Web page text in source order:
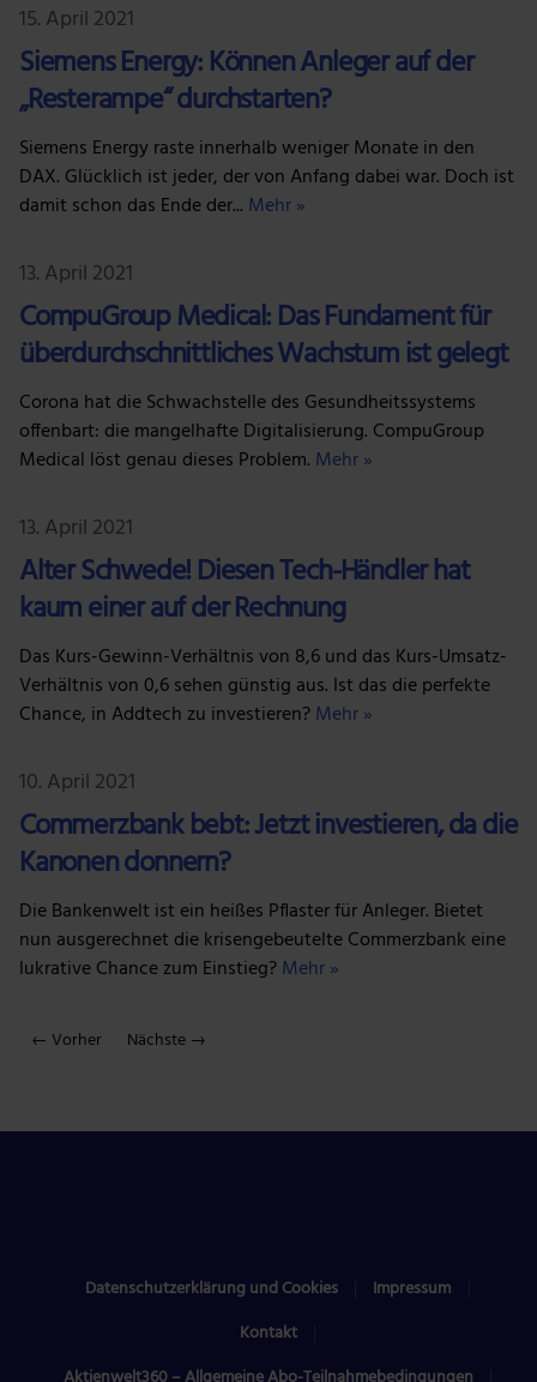
15. April 2021
Siemens Energy: Können Anleger auf der
„Resterampe“ durchstarten?
Siemens Energy raste innerhalb weniger Monate in den
DAX. Glücklich ist jeder, der von Anfang dabei war. Doch ist
damit schon das Ende der... Mehr »
13. April 2021
CompuGroup Medical: Das Fundament für
überdurchschnittliches Wachstum ist gelegt
Corona hat die Schwachstelle des Gesundheitssystems
offenbart: die mangelhafte Digitalisierung. CompuGroup
Medical löst genau dieses Problem. Mehr »
13. April 2021
Alter Schwede! Diesen Tech-Händler hat
kaum einer auf der Rechnung
Das Kurs-Gewinn-Verhältnis von 8,6 und das Kurs-Umsatz-
Verhältnis von 0,6 sehen günstig aus. Ist das die perfekte
Chance, in Addtech zu investieren?Mehr »
10. April 2021
Commerzbank bebt: Jetzt investieren, da die
Kanonen donnern?
Die Bankenwelt ist ein heißes Pflaster für Anleger. Bietet
nun ausgerechnet die krisengebeutelte Commerzbank eine
lukrative Chance zum Einstieg?Mehr »
← Vorher Nächste →
Datenschutzerklärung und Cookies
Impressum
Kontakt